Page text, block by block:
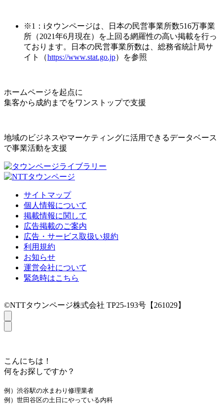
※1：iタウンページは、日本の民営事業所数516万事業
所（2021年6月現在）を上回る網羅性の高い掲載を行っ
ております。日本の民営事業所数は、総務省統計局サ
イト（https://www.stat.go.jp）を参照
ホームページを起点に
集客から成約までをワンストップで支援
地域のビジネスやマーケティングに活用できるデータベース
で事業活動を支援
サイトマップ
個人情報について
掲載情報に関して
広告掲載のご案内
広告・サービス取扱い規約
利用規約
お知らせ
運営会社について
緊急時はこちら
©NTTタウンページ株式会社 TP25-193号【261029】
こんにちは！
何をお探しですか？
例）渋谷駅の水まわり修理業者
例）世田谷区の土日にやっている内科